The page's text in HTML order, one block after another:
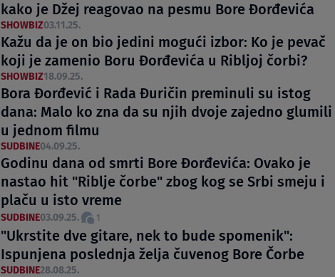
kako je Džej reagovao na pesmu Bore Đorđevića
SHOWBIZ03.11.25.
Kažu da je on bio jedini mogući izbor: Ko je pevač
koji je zamenio Boru Đorđevića u Ribljoj čorbi?
SHOWBIZ18.09.25.
Bora Đorđević i Rada Đuričin preminuli su istog
dana: Malo ko zna da su njih dvoje zajedno glumili
u jednom filmu
SUDBINE04.09.25.
Godinu dana od smrti Bore Đorđevića: Ovako je
nastao hit "Riblje čorbe" zbog kog se Srbi smeju i
plaču u isto vreme
SUDBINE03.09.25. 1
"Ukrstite dve gitare, nek to bude spomenik":
Ispunjena poslednja želja čuvenog Bore Čorbe
SUDBINE28.08.25.